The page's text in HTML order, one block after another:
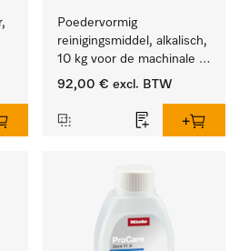
Poedervormig
reinigingsmiddel, alkalisch,
10 kg voor de machinale
behandeling van
instrumenten.
92,00 € excl. BTW